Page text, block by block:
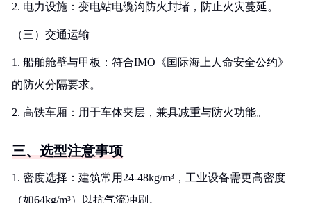
2. 电力设施：变电站电缆沟防火封堵，防止火灾蔓延。
（三）交通运输
1. 船舶舱壁与甲板：符合IMO《国际海上人命安全公约》
的防火分隔要求。
2. 高铁车厢：用于车体夹层，兼具减重与防火功能。
三、选型注意事项
1. 密度选择：建筑常用24-48kg/m³，工业设备需更高密度
（如64kg/m³）以抗气流冲刷。